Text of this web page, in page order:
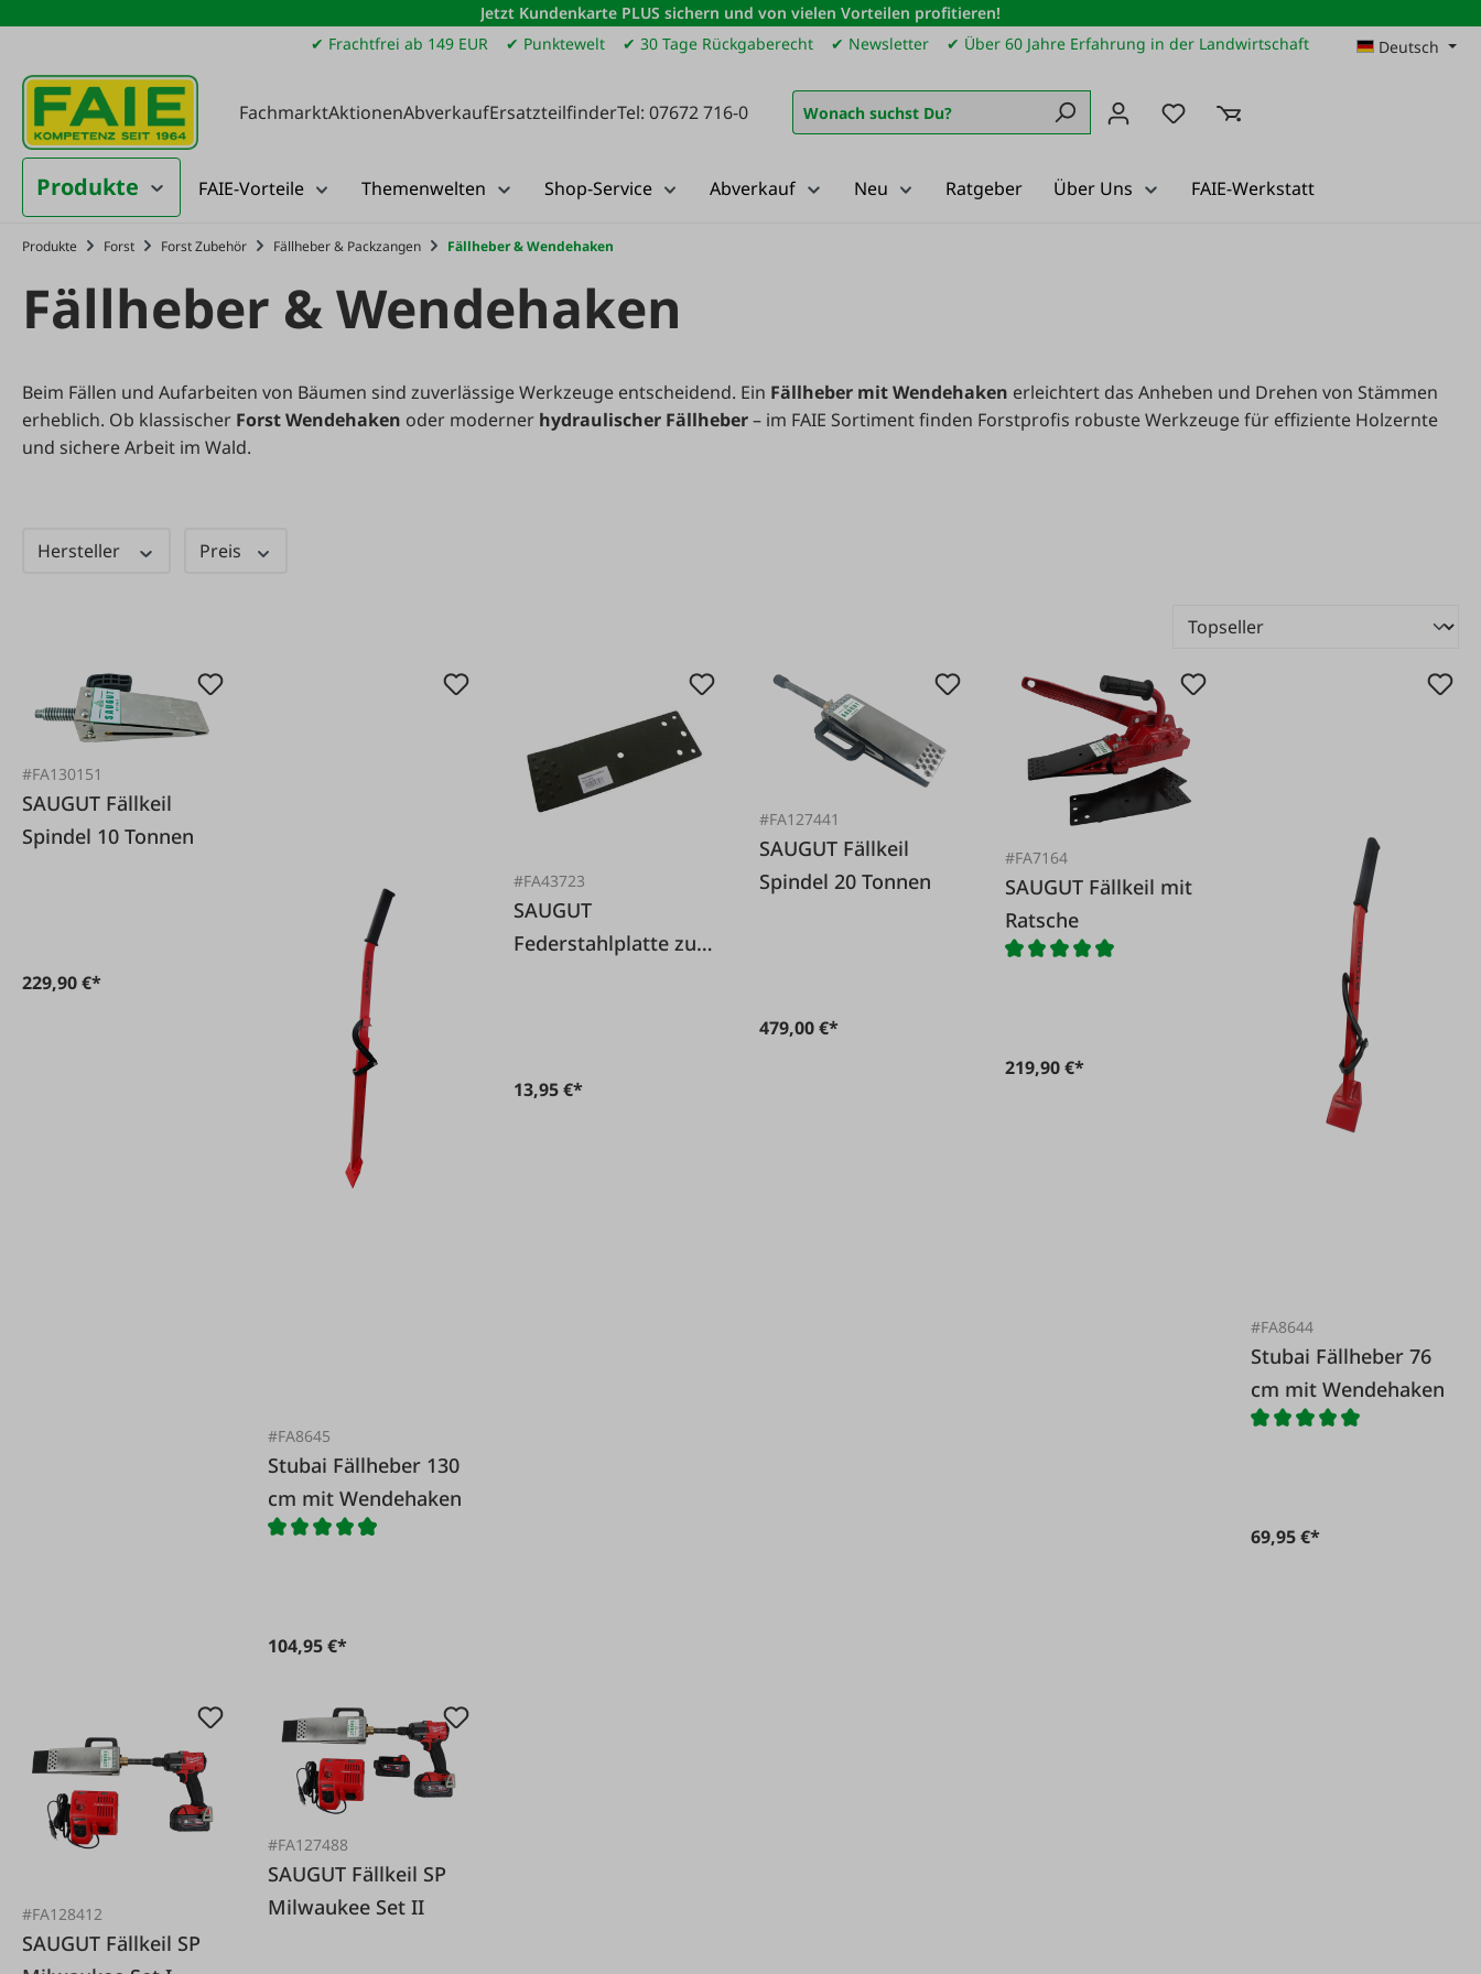
Hauptinhalt springen
Zur Suche springen
Zur Hauptnavigation springen
Jetzt Kundenkarte PLUS sichern und von vielen Vorteilen profitieren!
✔ Frachtfrei ab 149 EUR
✔ Punktewelt ✔ 30 Tage Rückgaberecht ✔ Newsletter ✔ Über 60 Jahre Erfahrung in der Landwirtschaft Deutsch
FachmarktAktionenAbverkaufErsatzteilfinderTel: 07672 716-0 Du hast 0 Produkte auf dem
Produkte FAIE-Vorteile Themenwelten Shop-Service Abverkauf Neu Ratgeber Über Uns FAIE-Werkstatt
Produkte Forst Forst Zubehör Fällheber & Packzangen Fällheber & Wendehaken
Fällheber & Wendehaken
Beim Fällen und Aufarbeiten von Bäumen sind zuverlässige Werkzeuge entscheidend. Ein Fällheber mit Wendehaken erleichtert das Anheben und Drehen von Stämmen
erheblich. Ob klassischer ForstWendehaken oder moderner hydraulischer Fällheber– im FAIE Sortiment finden Forstprofis robuste Werkzeuge für effiziente Holzernte
und sichere Arbeit im Wald.
Hersteller Preis
#FA130151
SAUGUT Fällkeil
Spindel 10 Tonnen
229,90 €*
#FA8645
Stubai Fällheber 130
cm mit Wendehaken
104,95 €*
#FA43723
SAUGUT
Federstahlplatte zu
13,95 €*
#FA127441
SAUGUT Fällkeil
Spindel 20 Tonnen
479,00 €*
#FA7164
SAUGUT Fällkeil mit
Ratsche
219,90 €*
#FA8644
Stubai Fällheber 76
cm mit Wendehaken
69,95 €*
#FA128412
SAUGUT Fällkeil SP
#FA127488
SAUGUT Fällkeil SP
Milwaukee Set II